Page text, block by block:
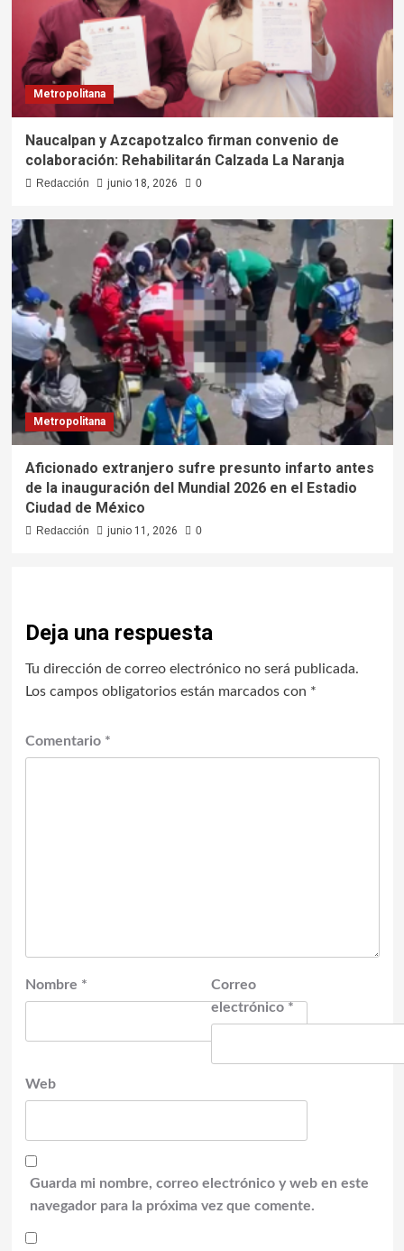
Metropolitana
Naucalpan y Azcapotzalco firman convenio de
colaboración: Rehabilitarán Calzada La Naranja
Redacción junio 18, 2026 0
Metropolitana
Aficionado extranjero sufre presunto infarto antes
de la inauguración del Mundial 2026 en el Estadio
Ciudad de México
Redacción junio 11, 2026 0
Deja una respuesta
Tu dirección de correo electrónico no será publicada.
Los campos obligatorios están marcados con *
Comentario *
Nombre *
Correo
electrónico *
Web
Guarda mi nombre, correo electrónico y web en este
navegador para la próxima vez que comente.